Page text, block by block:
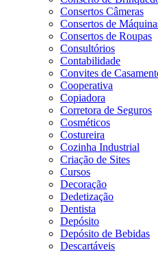
Consertos Câmeras
Consertos de
Consertos de Roupas
Consultórios
Contabilidade
Convites de
Cooperativa
Copiadora
Corretora de Seguros
Cosméticos
Costureira
Cozinha Industrial
Criação de Sites
Cursos
Decoração
Dedetização
Dentista
Depósito
Depósito de Bebidas
Descartáveis